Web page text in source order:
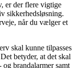
er der flere vigtige
sikkerhedsløsning.
når du vælger et
skal kunne tilpasses
betyder, at det skal
brandalarmer samt